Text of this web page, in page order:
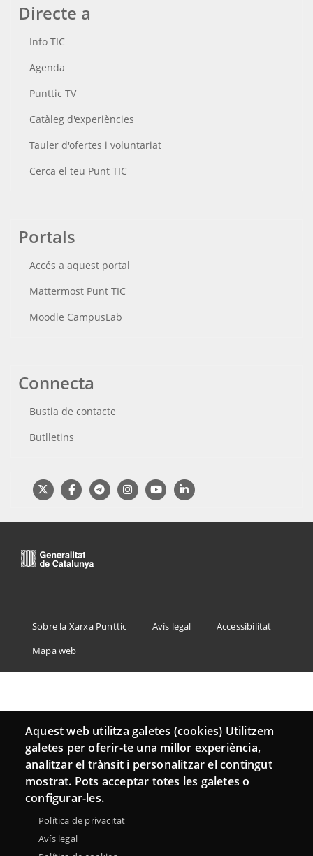
Directe a
Info TIC
Agenda
Punttic TV
Catàleg d'experiències
Tauler d'ofertes i voluntariat
Cerca el teu Punt TIC
Portals
Accés a aquest portal
Mattermost Punt TIC
Moodle CampusLab
Connecta
Bustia de contacte
Butlletins
Aquest web utilitza galetes (cookies) Utilitzem
galetes per oferir-te una millor experiència,
analitzar el trànsit i personalitzar el contingut
mostrat. Pots acceptar totes les galetes o
configurar-les.
Política de privacitat
Avís legal
Menu
Footer
Sobre la Xarxa Punttic Avís legal
Accessibilitat
Mapa web